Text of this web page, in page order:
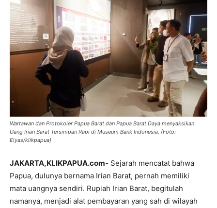
Wartawan dan Protokoler Papua Barat dan Papua Barat Daya menyaksikan
Uang Irian Barat Tersimpan Rapi di Museum Bank Indonesia. (Foto:
Elyas/klikpapua)
JAKARTA,KLIKPAPUA.com- Sejarah mencatat bahwa
Papua, dulunya bernama Irian Barat, pernah memiliki
mata uangnya sendiri. Rupiah Irian Barat, begitulah
namanya, menjadi alat pembayaran yang sah di wilayah